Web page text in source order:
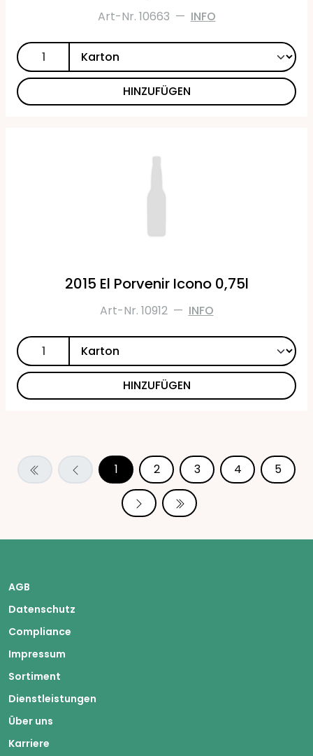
Art-Nr. 10663 — INFO
HINZUFÜGEN
2015 El Porvenir Icono 0,75l
Art-Nr. 10912 — INFO
HINZUFÜGEN
1 2 3 4 5
AGB
Datenschutz
Compliance
Impressum
Sortiment
Dienstleistungen
Über uns
Karriere